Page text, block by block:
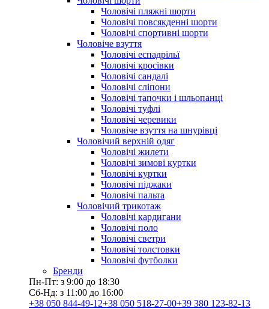
Чоловічі пляжні шорти
Чоловічі повсякденні шорти
Чоловічі спортивні шорти
Чоловіче взуття
Чоловічі еспадрільї
Чоловічі кросівки
Чоловічі сандалі
Чоловічі сліпони
Чоловічі тапочки і шльопанці
Чоловічі туфлі
Чоловічі черевики
Чоловіче взуття на шнурівці
Чоловічий верхній одяг
Чоловічі жилети
Чоловічі зимові куртки
Чоловічі куртки
Чоловічі піджаки
Чоловічі пальта
Чоловічий трикотаж
Чоловічі кардигани
Чоловічі поло
Чоловічі светри
Чоловічі толстовки
Чоловічі футболки
Бренди
Пн-Пт: з 9:00 до 18:30
Сб-Нд: з 11:00 до 16:00
+38 050 844-49-12+38 050 518-27-00+39 380 123-82-13